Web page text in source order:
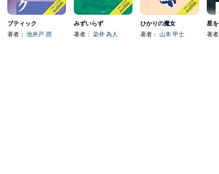
ブティック
著者： 池井戸 潤
みずいらず
著者： 染井 為人
ひかりの魔女
著者： 山本 甲士
星
著